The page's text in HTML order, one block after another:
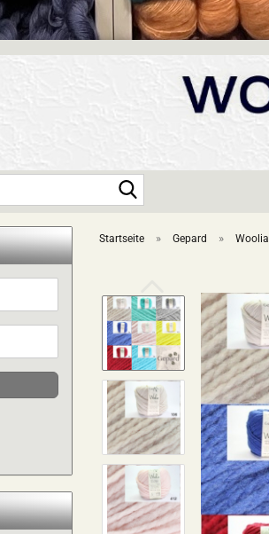
Startseite » Gepard » Woolia